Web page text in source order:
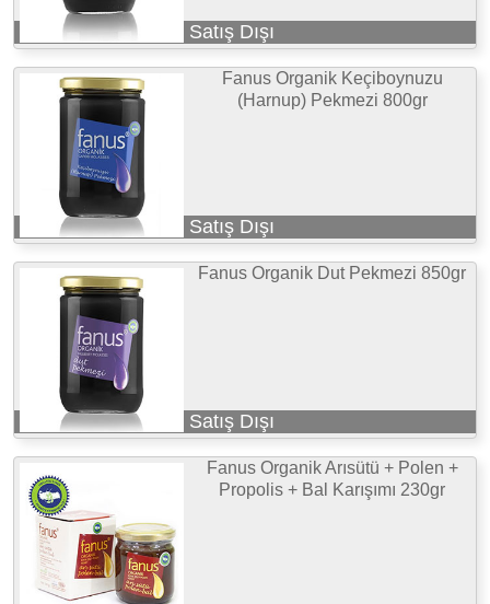
Satış Dışı
Fanus Organik Keçiboynuzu
(Harnup) Pekmezi 800gr
Satış Dışı
Fanus Organik Dut Pekmezi 850gr
Satış Dışı
Fanus Organik Arısütü + Polen +
Propolis + Bal Karışımı 230gr